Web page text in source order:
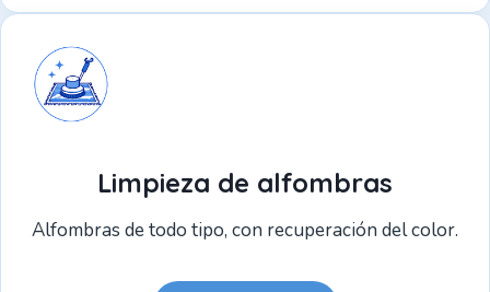
Limpieza de alfombras
Alfombras de todo tipo, con recuperación del color.